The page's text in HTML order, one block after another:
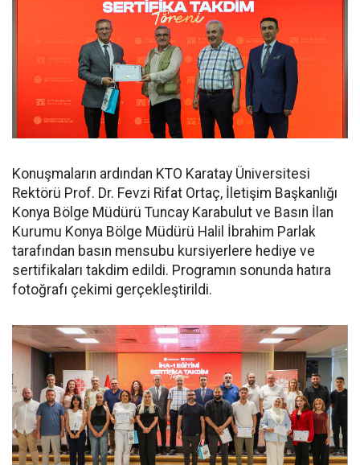
Konuşmaların ardından KTO Karatay Üniversitesi
Rektörü Prof. Dr. Fevzi Rifat Ortaç, İletişim Başkanlığı
Konya Bölge Müdürü Tuncay Karabulut ve Basın İlan
Kurumu Konya Bölge Müdürü Halil İbrahim Parlak
tarafından basın mensubu kursiyerlere hediye ve
sertifikaları takdim edildi. Programın sonunda hatıra
fotoğrafı çekimi gerçekleştirildi.